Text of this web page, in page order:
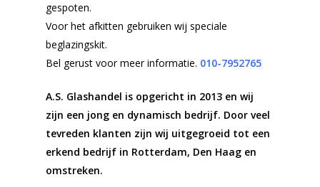
gespoten.
Voor het afkitten gebruiken wij speciale
beglazingskit.
Bel gerust voor meer informatie. 010-7952765
A.S. Glashandel is opgericht in 2013 en wij
zijn een jong en dynamisch bedrijf. Door veel
tevreden klanten zijn wij uitgegroeid tot een
erkend bedrijf in Rotterdam, Den Haag en
omstreken.